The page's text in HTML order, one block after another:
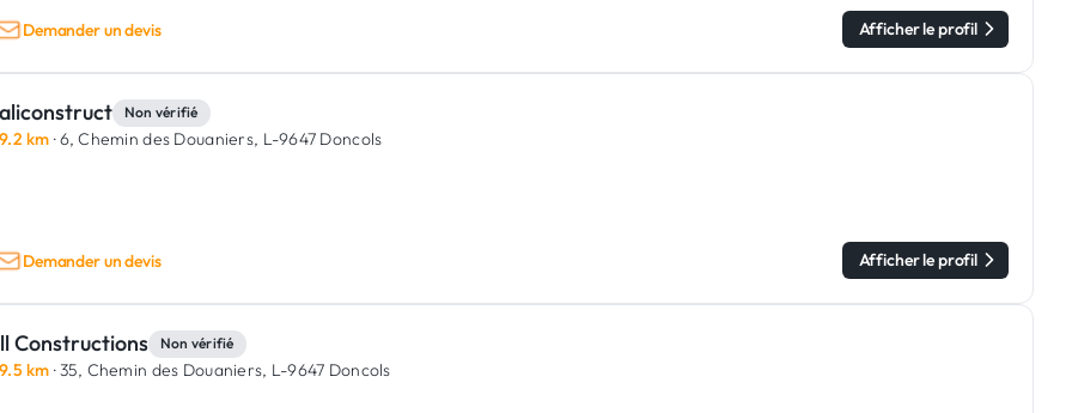
Demander un devis Afficher le profil
Non vérifié
9.2 km · 6, Chemin des Douaniers, L-9647 Doncols
Demander un devis Afficher le profil
Constructions Non vérifié
9.5 km · 35, Chemin des Douaniers, L-9647 Doncols